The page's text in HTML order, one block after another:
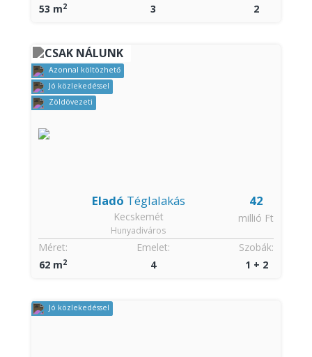
2
53 m2
3
CSAK NÁLUNK
Azonnal költözhető
Jó közlekedéssel
Zöldövezeti
42
millió Ft
Eladó Téglalakás
Kecskemét
Hunyadiváros
Szobák:
1 + 2
Méret:
62 m2
Emelet:
4
Jó közlekedéssel